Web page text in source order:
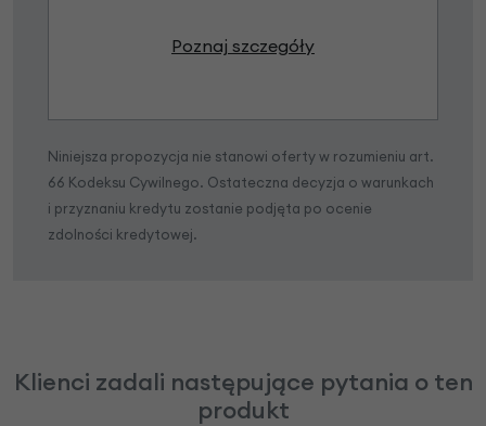
Poznaj szczegóły
Niniejsza propozycja nie stanowi oferty w rozumieniu art.
66 Kodeksu Cywilnego. Ostateczna decyzja o warunkach
i przyznaniu kredytu zostanie podjęta po ocenie
zdolności kredytowej.
Klienci zadali następujące pytania o ten
produkt